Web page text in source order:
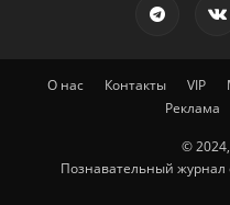
О нас Контакты VIP
Реклама
© 2024,
Познавательный